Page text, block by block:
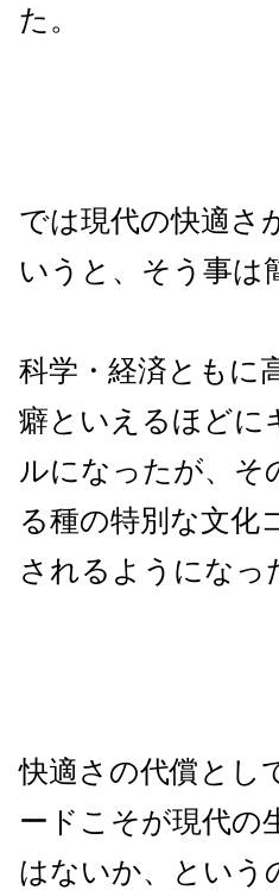
た。
では現代の快適さ
いうと、そう事は
科学・経済ともに
癖といえるほどに
ルになったが、そ
る種の特別な文化
されるようになっ
快適さの代償とし
ードこそが現代の
はないか、という